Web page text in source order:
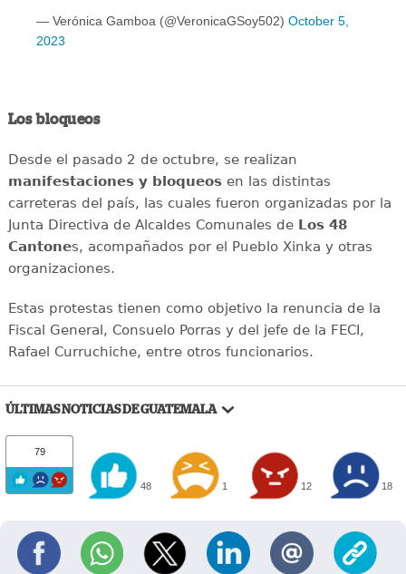
— Verónica Gamboa (@VeronicaGSoy502) October 5,
2023
Los bloqueos
Desde el pasado 2 de octubre, se realizan
manifestaciones y bloqueosen las distintas
carreteras del país, las cuales fueron organizadas por la
Junta Directiva de Alcaldes Comunales deLos 48
Cantones, acompañados por el Pueblo Xinka y otras
organizaciones.
Estas protestas tienen como objetivo la renuncia de la
Fiscal General, Consuelo Porras y del jefe de la FECI,
Rafael Curruchiche, entre otros funcionarios.
ÚLTIMAS NOTICIAS DE GUATEMALA
79
48 1 12 18